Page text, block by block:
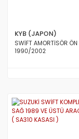
KYB (JAPON)
SWİFT AMORTİSÖR ÖN
1990/2002